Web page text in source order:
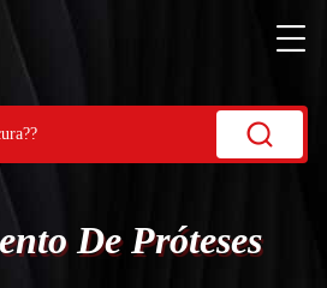
De Próteses